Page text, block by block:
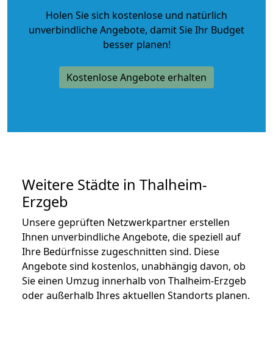
Holen Sie sich kostenlose und natürlich
unverbindliche Angebote, damit Sie Ihr Budget
besser planen!
Kostenlose Angebote erhalten
Weitere Städte in Thalheim-
Erzgeb
Unsere geprüften Netzwerkpartner erstellen
Ihnen unverbindliche Angebote, die speziell auf
Ihre Bedürfnisse zugeschnitten sind. Diese
Angebote sind kostenlos, unabhängig davon, ob
Sie einen Umzug innerhalb von Thalheim-Erzgeb
oder außerhalb Ihres aktuellen Standorts planen.